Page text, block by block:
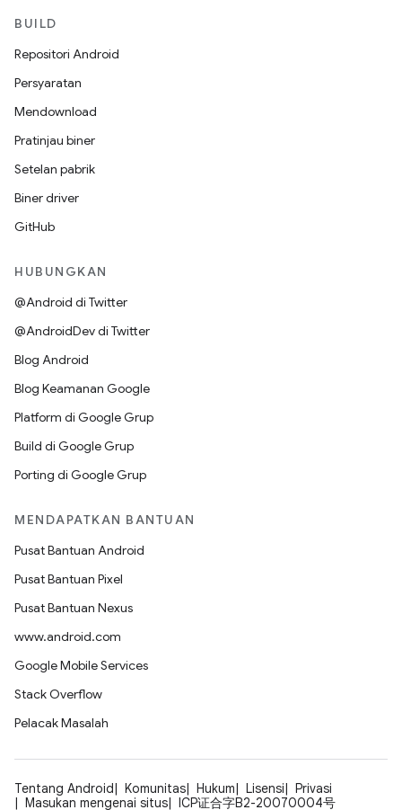
BUILD
Repositori Android
Persyaratan
Mendownload
Pratinjau biner
Setelan pabrik
Biner driver
GitHub
HUBUNGKAN
@Android di Twitter
@AndroidDev di Twitter
Blog Android
Blog Keamanan Google
Platform di Google Grup
Build di Google Grup
Porting di Google Grup
MENDAPATKAN BANTUAN
Pusat Bantuan Android
Pusat Bantuan Pixel
Pusat Bantuan Nexus
www.android.com
Google Mobile Services
Stack Overflow
Pelacak Masalah
Tentang Android Komunitas Hukum Lisensi
Privasi
Masukan mengenai situs
ICP证合字B2-20070004号